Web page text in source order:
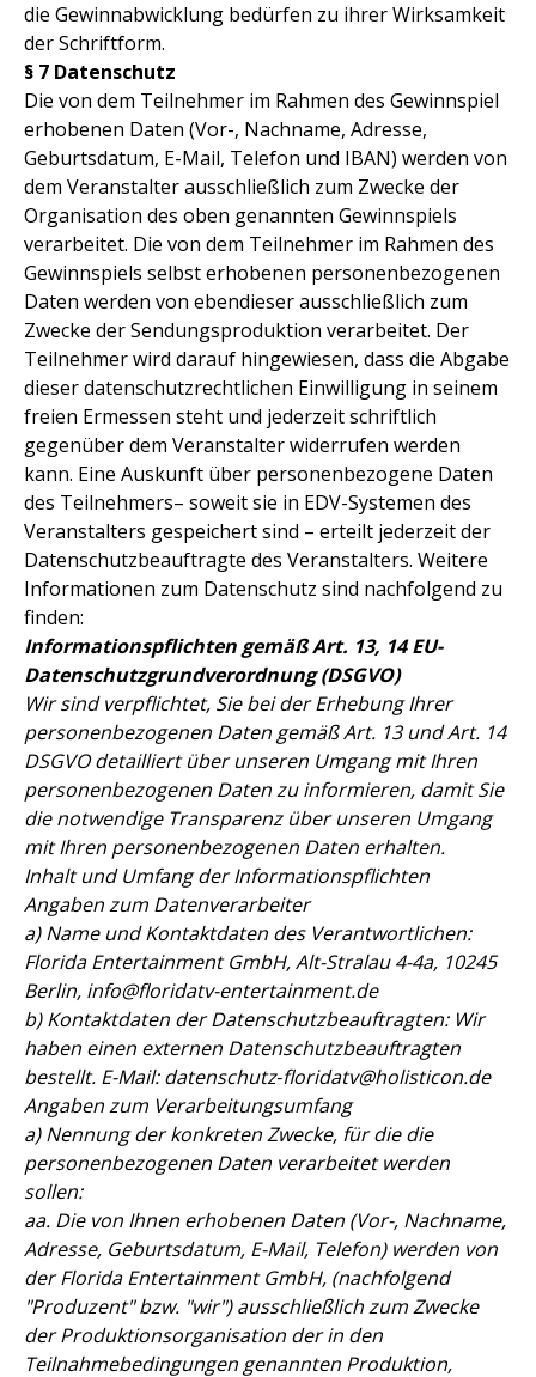
die Gewinnabwicklung bedürfen zu ihrer Wirksamkeit
der Schriftform.
§ 7 Datenschutz
Die von dem Teilnehmer im Rahmen des Gewinnspiel
erhobenen Daten (Vor-, Nachname, Adresse,
Geburtsdatum, E-Mail, Telefon und IBAN) werden von
dem Veranstalter ausschließlich zum Zwecke der
Organisation des oben genannten Gewinnspiels
verarbeitet. Die von dem Teilnehmer im Rahmen des
Gewinnspiels selbst erhobenen personenbezogenen
Daten werden von ebendieser ausschließlich zum
Zwecke der Sendungsproduktion verarbeitet. Der
Teilnehmer wird darauf hingewiesen, dass die Abgabe
dieser datenschutzrechtlichen Einwilligung in seinem
freien Ermessen steht und jederzeit schriftlich
gegenüber dem Veranstalter widerrufen werden
kann. Eine Auskunft über personenbezogene Daten
des Teilnehmers– soweit sie in EDV-Systemen des
Veranstalters gespeichert sind – erteilt jederzeit der
Datenschutzbeauftragte des Veranstalters. Weitere
Informationen zum Datenschutz sind nachfolgend zu
finden:
Informationspflichten gemäß Art. 13, 14 EU-
Datenschutzgrundverordnung (DSGVO)
Wir sind verpflichtet, Sie bei der Erhebung Ihrer
personenbezogenen Daten gemäß Art. 13 und Art. 14
DSGVO detailliert über unseren Umgang mit Ihren
personenbezogenen Daten zu informieren, damit Sie
die notwendige Transparenz über unseren Umgang
mit Ihren personenbezogenen Daten erhalten.
Inhalt und Umfang der Informationspflichten
Angaben zum Datenverarbeiter
a) Name und Kontaktdaten des Verantwortlichen:
Florida Entertainment GmbH, Alt-Stralau 4-4a, 10245
Berlin, info@floridatv-entertainment.de
b) Kontaktdaten der Datenschutzbeauftragten: Wir
haben einen externen Datenschutzbeauftragten
bestellt. E-Mail: datenschutz‐floridatv@holisticon.de
Angaben zum Verarbeitungsumfang
a) Nennung der konkreten Zwecke, für die die
personenbezogenen Daten verarbeitet werden
sollen:
aa. Die von Ihnen erhobenen Daten (Vor-, Nachname,
Adresse, Geburtsdatum, E-Mail, Telefon) werden von
der Florida Entertainment GmbH, (nachfolgend
"Produzent" bzw. "wir") ausschließlich zum Zwecke
der Produktionsorganisation der in den
Teilnahmebedingungen genannten Produktion,